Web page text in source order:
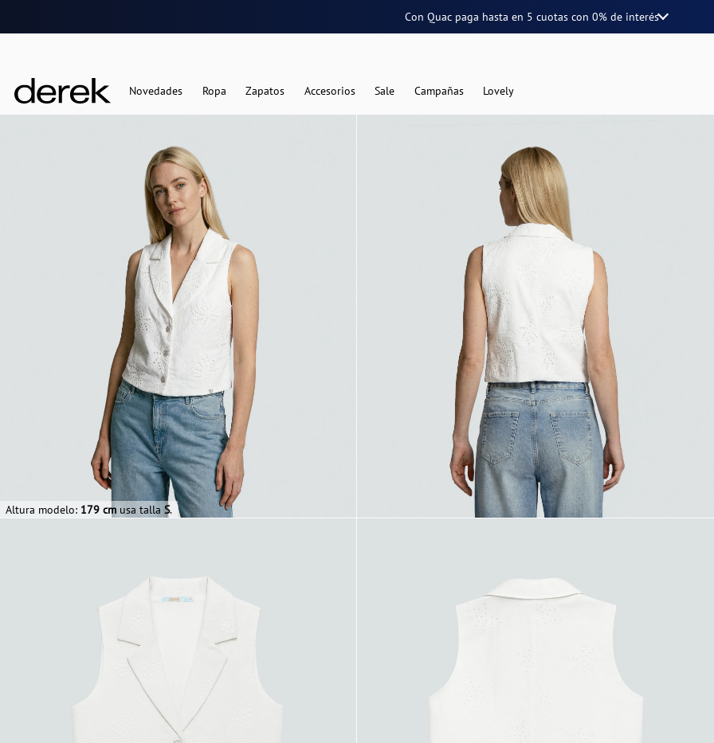
Con Quac paga hasta en 5 cuotascon 0% de interés
Novedades Ropa Zapatos Accesorios Sale Campañas Lovely
Altura modelo: 179 cm usa talla S.